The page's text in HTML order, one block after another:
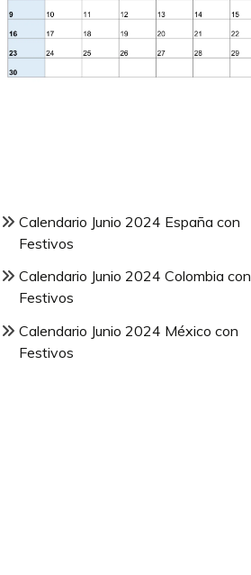
Calendario Junio 2024 España con
Festivos
Calendario Junio 2024 Colombia con
Festivos
Calendario Junio 2024 México con
Festivos